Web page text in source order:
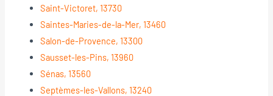
Saint-Victoret, 13730
Saintes-Maries-de-la-Mer, 13460
Salon-de-Provence, 13300
Sausset-les-Pins, 13960
Sénas, 13560
Septèmes-les-Vallons, 13240